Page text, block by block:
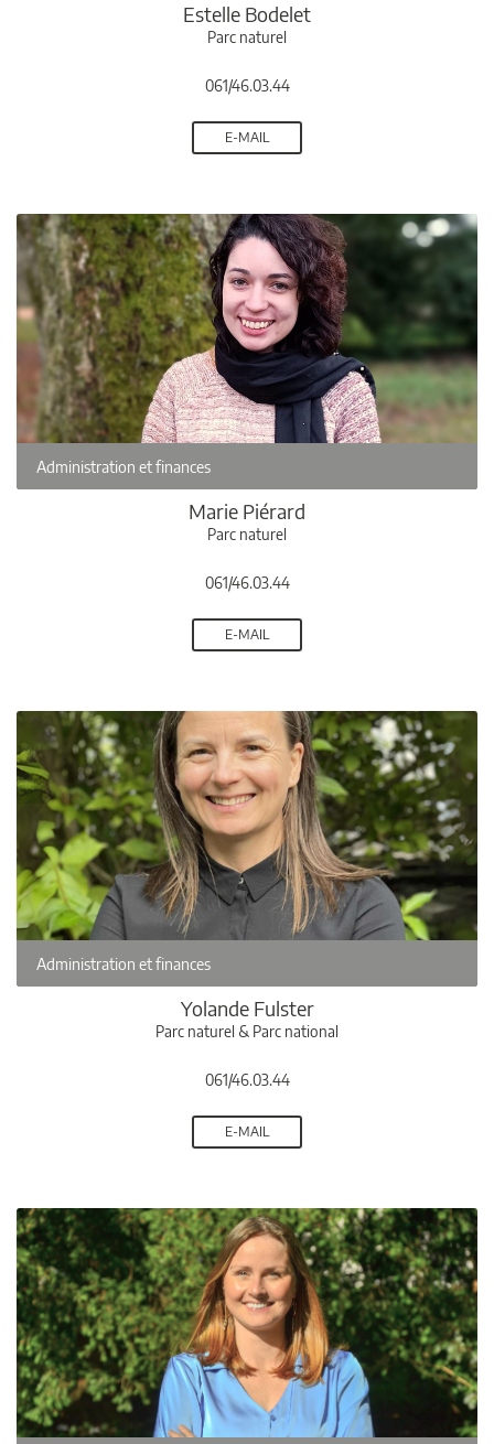
Estelle Bodelet
Parc naturel
061/46.03.44
E-MAIL
Administration et finances
Marie Piérard
Parc naturel
061/46.03.44
E-MAIL
Administration et finances
Yolande Fulster
Parc naturel & Parc national
061/46.03.44
E-MAIL